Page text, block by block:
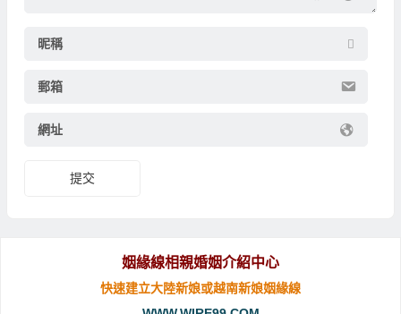
昵稱
郵箱
網址
提交
姻緣線相親婚姻介紹中心
快速建立大陸新娘或越南新娘姻緣線